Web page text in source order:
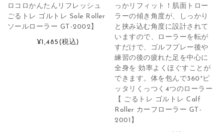
ロコロかんたんリフレッシュ
ごるトレ ゴルトレ Sole Roller
ソールローラー GT-2002】
¥1,485 (税込)
っかリフィット！肌面トロー
ラーの傾き角度が、しっかり
と挟み込む角度に設計されて
いますので、ローラーを転が
すだけで、ゴルフプレー後や
練習の後の疲れた足を中心に
全身を 効率よくほぐすことが
できます。体を包んで360°ピ
ッタリくっつく4つのローラー
【 ごるトレ ゴルトレ Calf
Roller カーフローラー GT-
2001】